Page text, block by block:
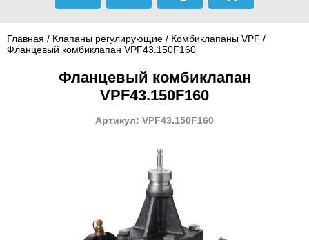
Главная / Клапаны регулирующие / Комбиклапаны VPF /
Фланцевый комбиклапан VPF43.150F160
Фланцевый комбиклапан
VPF43.150F160
Артикул: VPF43.150F160